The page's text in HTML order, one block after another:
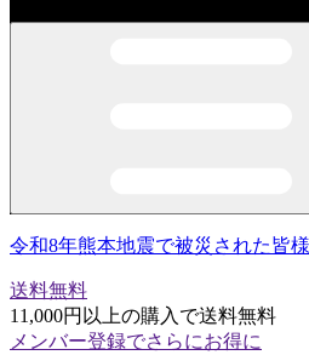
令和8年熊本地震で被災された皆
送料無料
11,000円以上の購入で送料無料
メンバー登録でさらにお得に